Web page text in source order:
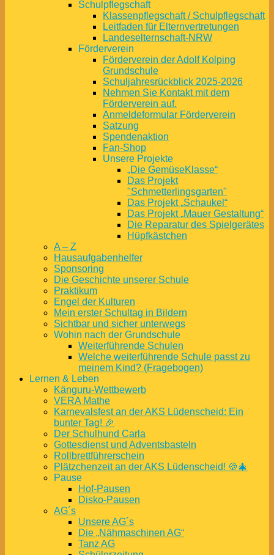
Schulpflegschaft
Klassenpflegschaft / Schulpflegschaft
Leitfaden für Elternvertretungen
Landeselternschaft-NRW
Förderverein
Förderverein der Adolf Kolping
Grundschule
Schuljahresrückblick 2025-2026
Nehmen Sie Kontakt mit dem
Förderverein auf.
Anmeldeformular Förderverein
Satzung
Spendenaktion
Fan-Shop
Unsere Projekte
„Die GemüseKlasse“
Das Projekt
"Schmetterlingsgarten"
Das Projekt „Schaukel“
Das Projekt „Mauer Gestaltung“
Die Reparatur des Spielgerätes
Hüpfkästchen
A – Z
Hausaufgabenhelfer
Sponsoring
Die Geschichte unserer Schule
Praktikum
Engel der Kulturen
Mein erster Schultag in Bildern
Sichtbar und sicher unterwegs
Wohin nach der Grundschule
Weiterführende Schulen
Welche weiterführende Schule passt zu
meinem Kind? (Fragebogen)
Lernen & Leben
Känguru-Wettbewerb
VERA Mathe
Karnevalsfest an der AKS Lüdenscheid: Ein
bunter Tag! 🎉
Der Schulhund Carla
Gottesdienst und Adventsbasteln
Rollbrettführerschein
Plätzchenzeit an der AKS Lüdenscheid! 🍪🎄
Pause
Hof-Pausen
Disko-Pausen
AG´s
Unsere AG´s
Die „Nähmaschinen AG“
Tanz AG